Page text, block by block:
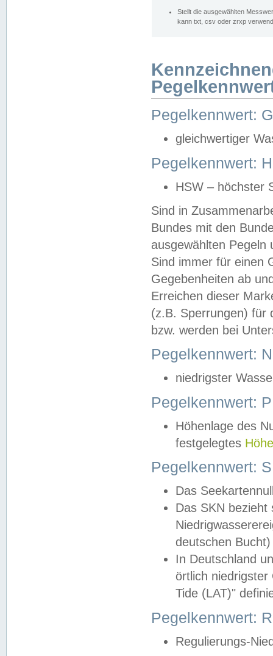
Stellt die ausgewählten
kann txt, csv oder zrxp
Pegelkennwert:
gleichwertiger
Pegelkennwert:
HSW – höchster
Sind in
Bundes mit den
ausgewählten
Sind immer für einen
Gegebenheiten ab
Erreichen dieser
(z.B. Sperrungen) für
bzw. werden bei
Pegelkennwert:
niedrigster
Pegelkennwert:
Höhenlage des
festgelegtes
Pegelkennwert:
Das
Das SKN
deutschen
In Deutschland
örtlich
Tide (LAT)"
Pegelkennwert:
Regulierungs-